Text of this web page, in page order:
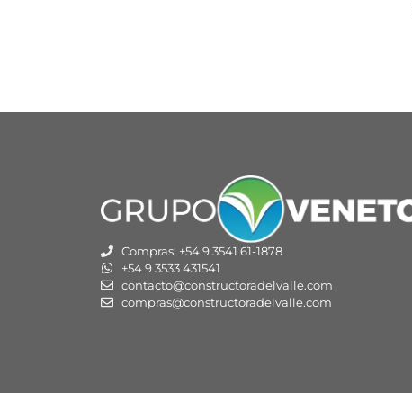
Compras: +54 9 3541 61-1878
+54 9 3533 431541
contacto@constructoradelvalle.com
compras@constructoradelvalle.com